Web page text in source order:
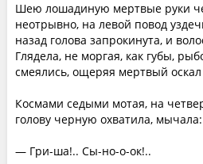
Шею лошадиную мертвые руки
неотрывно, на левой повод
назад голова запрокинута, и
Глядела, не моргая, как губы,
смеялись, ощеряя мертвый
Космами седыми мотая, на
голову черную охватила, мычала:
— Гри-ша!.. Сы-но-о-ок!..